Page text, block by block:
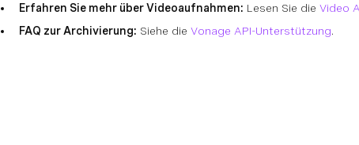
Erfahren Sie mehr über Videoaufnahmen: Lesen Sie die Video
FAQ zur Archivierung: Siehe die Vonage API-Unterstützung.